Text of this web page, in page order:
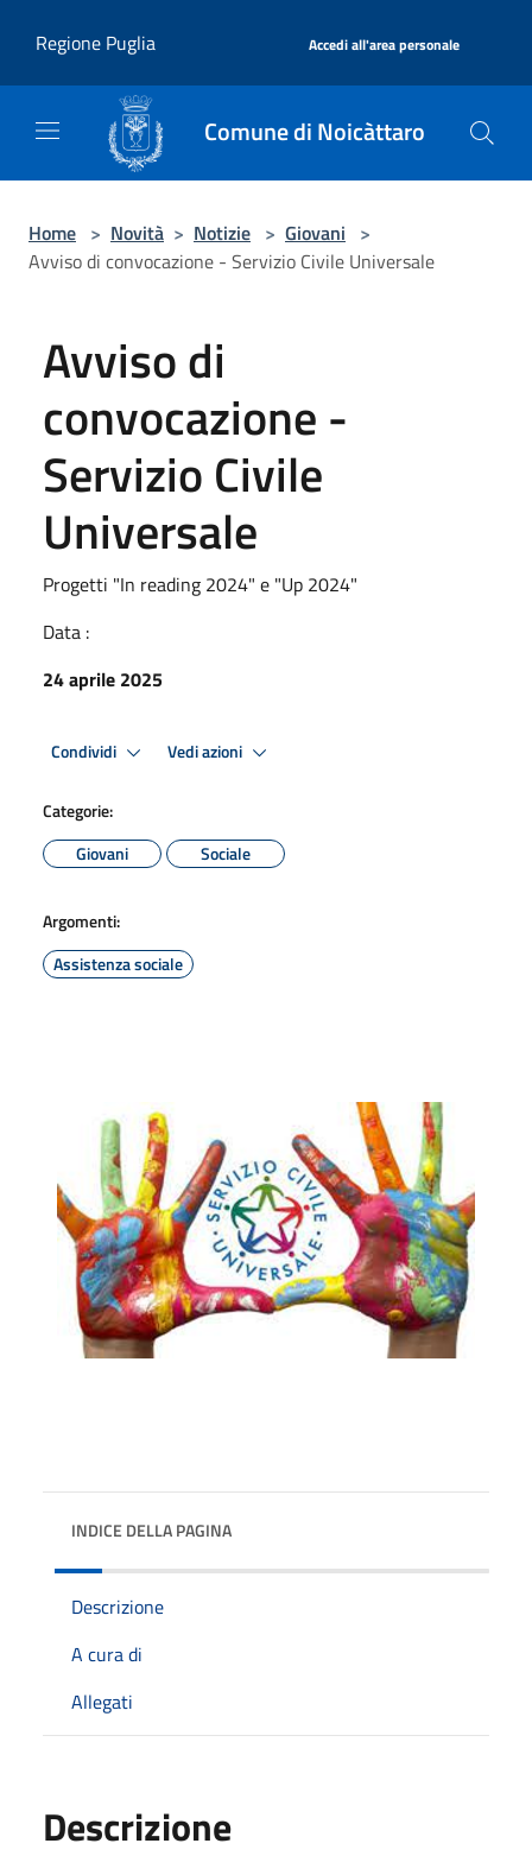
Regione Puglia
Accedi all'area personale
Comune di Noicàttaro
Home > Novità > Notizie > Giovani >
Avviso di convocazione - Servizio Civile Universale
Avviso di
convocazione -
Servizio Civile
Universale
Progetti "In reading 2024" e "Up 2024"
Data :
24 aprile 2025
Condividi Vedi azioni
Categorie:
Giovani
Sociale
Argomenti:
Assistenza sociale
INDICE DELLA PAGINA
Descrizione
A cura di
Allegati
Descrizione